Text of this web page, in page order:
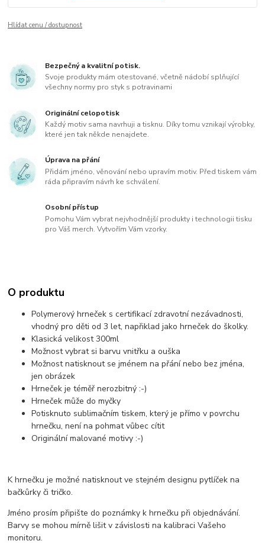
Hlídat cenu / dostupnost
Bezpečný a kvalitní potisk.
Svoje produkty mám otestované, včetně nádobí splňující
všechny normy pro styk s potravinami
Originální celopotisk
Každý motiv sama navrhuji a tisknu. Díky tomu vznikají výrobky,
které jen tak někde nenajdete.
Úprava na přání
Přidám jméno, věnování nebo upravím motiv. Před tiskem vám
ráda připravím návrh ke schválení.
Osobní přístup
Pomohu Vám vybrat nejvhodnější produkty i technologii tisku
pro Váš merch. Vytvořím Vám vzorky.
O produktu
Polymerový hrneček s certifikací zdravotní nezávadnosti,
vhodný pro děti od 3 let, napřiklad jako hrneček do školky.
Klasická velikost 300ml
Možnost vybrat si barvu vnitřku a ouška
Možnost natisknout se jménem na přání nebo bez jména,
jen obrázek
Hrneček je téměř nerozbitný :-)
Hrneček může do myčky
Potisknuto sublimačním tiskem, který je přímo v povrchu
hrnečku, není na pohmat vůbec cítit
Originální malované motivy :-)
K hrnečku je možné natisknout ve stejném designu pytlíček na
bačkůrky či tričko.
Jméno prosím připište do poznámky k hrnečku při objednávání.
Barvy se mohou mírně lišit v závislosti na kalibraci Vašeho
monitoru.